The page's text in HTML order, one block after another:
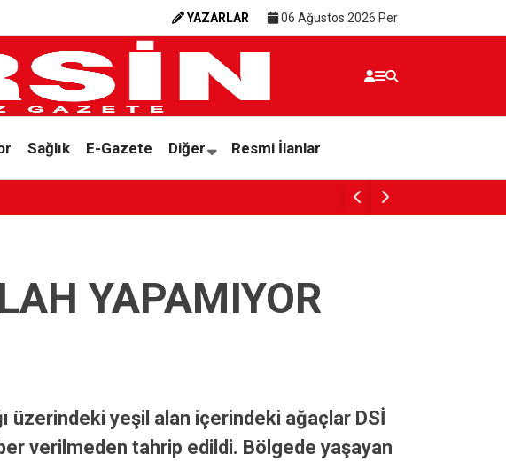
YAZARLAR 06 Ağustos 2026 Per
Sağlık E-Gazete Diğer Resmi İlanlar
Yenişehir’de atıl okullar ve metruk yapılar
YAPAMIYOR
üzerindeki yeşil alan içerindeki ağaçlar DSİ
verilmeden tahrip edildi. Bölgede yaşayan